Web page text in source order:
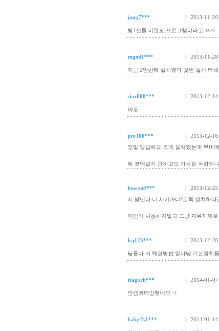
jung7*** | 2013-11-26
병1신들 이것도 프로그램이라고 ㅉㅉ
tngml1*** | 2013-11-28
지금 2만번째 설치했다 몇번 설치 더
star000*** | 2013-12-14
아오
pro100***
| 2013-12-16
정말 답답해요 코덱 설치했는데 무비
뭐 코덱설치 안하고도 가끔은 녹화되
bowon0***
| 2013-12-25
시 발년아 니 사기까냐?코텍 설치하
이딴거 사용하지말고 그냥 자유자제
ksj123*** | 2013-12-28
님들아 저 해결방법 알아냄 기본장치
rlagorh*** | 2014-01-07
안캠코더망햇네요 ~!
baby2k1*** | 2014-01-14